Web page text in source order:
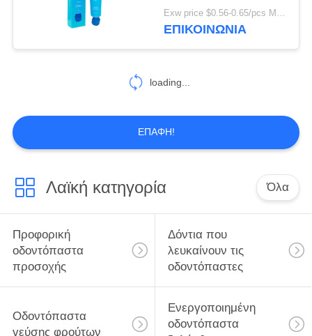
Προφορικό
προσοχής
25
Προφορικές
οδοντόβουρτσες
προσοχής
88
μέντα - Βαθιά
καθαρισμός δοντιών και
Exw price $0.56-0.65/pcs MOQ:10000 ΤΕΜ
ΕΠΙΚΟΙΝΩΝΊΑ
loading...
ΕΠΑΦΉ!
Λαϊκή κατηγορία Όλα
Προφορική
οδοντόπαστα
προσοχής
Δόντια που
λευκαίνουν τις
οδοντόπαστες
Οδοντόπαστα
γεύσης φρούτων
Ενεργοποιημένη
οδοντόπαστα